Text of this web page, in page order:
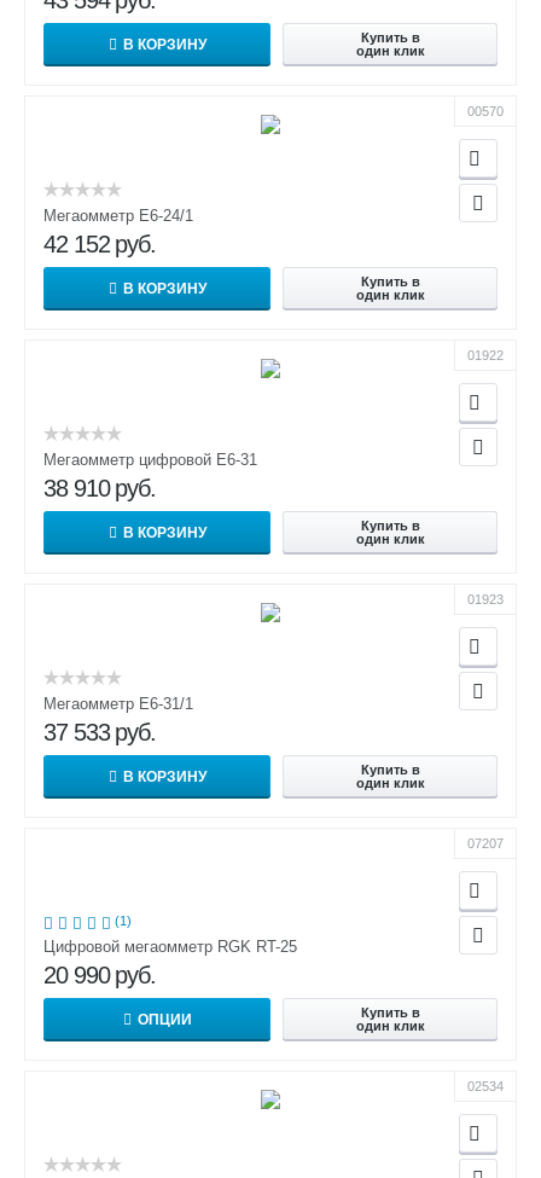
В КОРЗИНУ
Купить в
один клик
00570
Мегаомметр Е6-24/1
42 152 руб.
В КОРЗИНУ
Купить в
один клик
01922
Мегаомметр цифровой Е6-31
38 910 руб.
В КОРЗИНУ
Купить в
один клик
01923
Мегаомметр Е6-31/1
37 533 руб.
В КОРЗИНУ
Купить в
один клик
07207
(1)
Цифровой мегаомметр RGK RT-25
20 990 руб.
ОПЦИИ
Купить в
один клик
02534